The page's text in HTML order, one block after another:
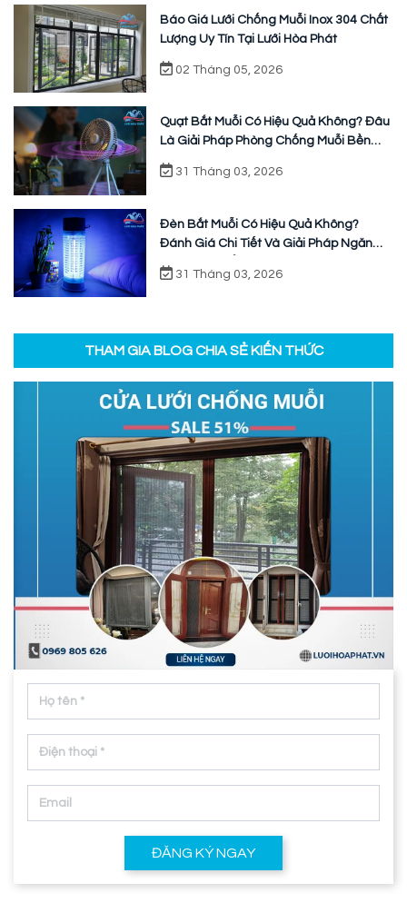
Báo Giá Lưới Chống Muỗi Inox 304 Chất
Lượng Uy Tín Tại Lưới Hòa Phát
02 Tháng 05, 2026
Quạt Bắt Muỗi Có Hiệu Quả Không? Đâu
Là Giải Pháp Phòng Chống Muỗi Bền
Vững
31 Tháng 03, 2026
Đèn Bắt Muỗi Có Hiệu Quả Không?
Đánh Giá Chi Tiết Và Giải Pháp Ngăn
31 Tháng 03, 2026
THAM GIA BLOG CHIA SẺ KIẾN THỨC
ĐĂNG KÝ NGAY